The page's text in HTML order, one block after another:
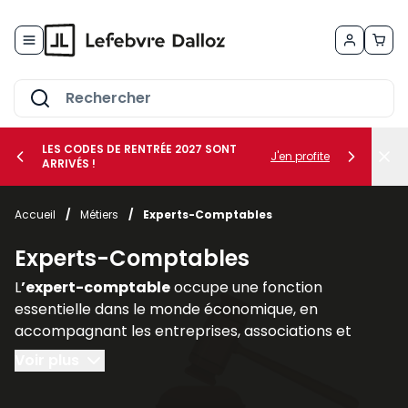
le sous-menu Vos métiers
le sous-menu Vos besoins
LES CODES DE RENTRÉE 2027 SONT
ARRIVÉS !
J'en profite
Accueil / Métiers / Experts-Comptables
Experts-Comptables
L’expert-comptableoccupe une fonction
essentielle dans le monde économique, en
accompagnant les entreprises, associations et
professions libérales dans la
obligations comptables, fiscales, sociales et